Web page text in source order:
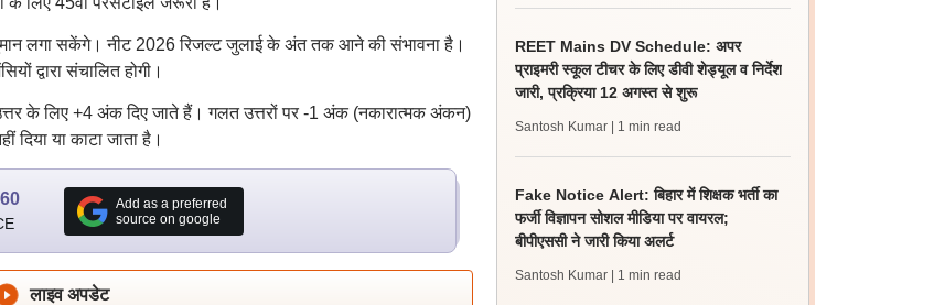
लगा सकेंगे। नीट 2026 रिजल्ट जुलाई के अंत तक आने की संभावना है।
द्वारा संचालित होगी।
के लिए +4 अंक दिए जाते हैं। गलत उत्तरों पर -1 अंक (नकारात्मक अंकन)
दिया या काटा जाता है।
Add as a preferred
source on google
लाइव अपडेट
REET Mains DV Schedule: अपर
प्राइमरी स्कूल टीचर के लिए डीवी शेड्यूल व निर्देश
जारी, प्रक्रिया 12 अगस्त से शुरू
Santosh Kumar | 1 min read
Fake Notice Alert: बिहार में शिक्षक भर्ती का
फर्जी विज्ञापन सोशल मीडिया पर वायरल;
बीपीएससी ने जारी किया अलर्ट
Santosh Kumar | 1 min read